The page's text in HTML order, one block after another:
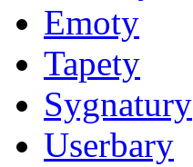
Emoty
Tapety
Sygnatury
Userbary